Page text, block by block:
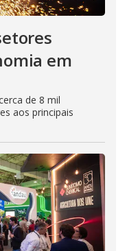
em
de 8 mil
aos principais